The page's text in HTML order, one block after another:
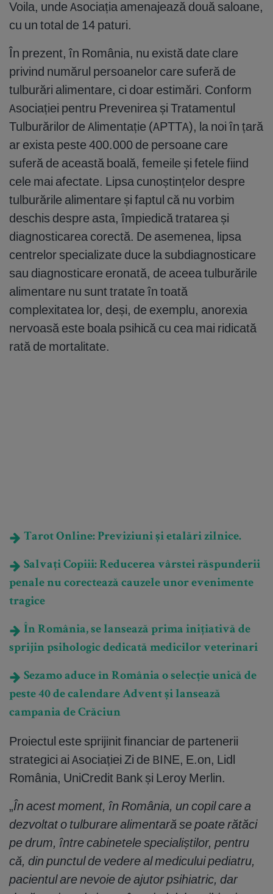
Voila, unde Asociația amenajează două saloane,
cu un total de 14 paturi.
În prezent, în România, nu există date clare
privind numărul persoanelor care suferă de
tulburări alimentare, ci doar estimări. Conform
Asociației pentru Prevenirea și Tratamentul
Tulburărilor de Alimentație (APTTA), la noi în țară
ar exista peste 400.000 de persoane care
suferă de această boală, femeile și fetele fiind
cele mai afectate. Lipsa cunoștințelor despre
tulburările alimentare și faptul că nu vorbim
deschis despre asta, împiedică tratarea și
diagnosticarea corectă. De asemenea, lipsa
centrelor specializate duce la subdiagnosticare
sau diagnosticare eronată, de aceea tulburările
alimentare nu sunt tratate în toată
complexitatea lor, deși, de exemplu, anorexia
nervoasă este boala psihică cu cea mai ridicată
rată de mortalitate.
Tarot Online: Previziuni și etalări zilnice.
Salvați Copiii: Reducerea vârstei răspunderii
penale nu corectează cauzele unor evenimente
tragice
În România, se lansează prima inițiativă de
sprijin psihologic dedicată medicilor veterinari
Sezamo aduce în România o selecție unică de
peste 40 de calendare Advent și lansează
campania de Crăciun
Proiectul este sprijinit financiar de partenerii
strategici ai Asociației Zi de BINE, E.on, Lidl
România, UniCredit Bank și Leroy Merlin.
„În acest moment, în România, un copil care a
dezvoltat o tulburare alimentară se poate rătăci
pe drum, între cabinetele specialiștilor, pentru
că, din punctul de vedere al medicului pediatru,
pacientul are nevoie de ajutor psihiatric, dar